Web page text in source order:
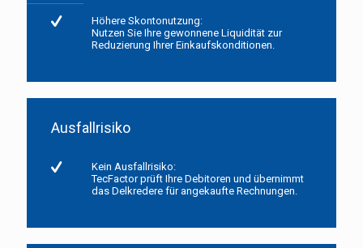
Höhere Skontonutzung:
Nutzen Sie Ihre gewonnene Liquidität zur
Reduzierung Ihrer Einkaufskonditionen.
Ausfallrisiko
Kein Ausfallrisiko:
TecFactor prüft Ihre Debitoren und übernimmt
das Delkredere für angekaufte Rechnungen.